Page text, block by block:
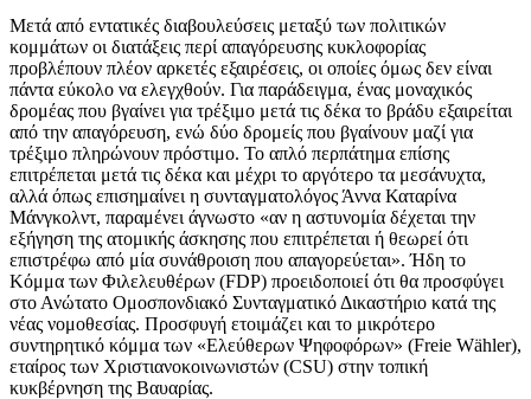
Μετά από εντατικές διαβουλεύσεις μεταξύ των πολιτικών
κομμάτων οι διατάξεις περί απαγόρευσης κυκλοφορίας
προβλέπουν πλέον αρκετές εξαιρέσεις, οι οποίες όμως δεν είναι
πάντα εύκολο να ελεγχθούν. Για παράδειγμα, ένας μοναχικός
δρομέας που βγαίνει για τρέξιμο μετά τις δέκα το βράδυ εξαιρείται
από την απαγόρευση, ενώ δύο δρομείς που βγαίνουν μαζί για
τρέξιμο πληρώνουν πρόστιμο. Το απλό περπάτημα επίσης
επιτρέπεται μετά τις δέκα και μέχρι το αργότερο τα μεσάνυχτα,
αλλά όπως επισημαίνει η συνταγματολόγος Άννα Καταρίνα
Μάνγκολντ, παραμένει άγνωστο «αν η αστυνομία δέχεται την
εξήγηση της ατομικής άσκησης που επιτρέπεται ή θεωρεί ότι
επιστρέφω από μία συνάθροιση που απαγορεύεται». Ήδη το
Κόμμα των Φιλελευθέρων (FDP) προειδοποιεί ότι θα προσφύγει
στο Ανώτατο Ομοσπονδιακό Συνταγματικό Δικαστήριο κατά της
νέας νομοθεσίας. Προσφυγή ετοιμάζει και το μικρότερο
συντηρητικό κόμμα των «Ελεύθερων Ψηφοφόρων» (Freie Wähler),
εταίρος των Χριστιανοκοινωνιστών (CSU) στην τοπική
κυκβέρνηση της Βαυαρίας.